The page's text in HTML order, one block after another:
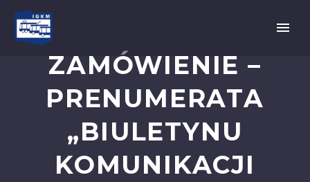
ZAMÓWIENIE –
PRENUMERATA
„BIULETYNU
KOMUNIKACJI